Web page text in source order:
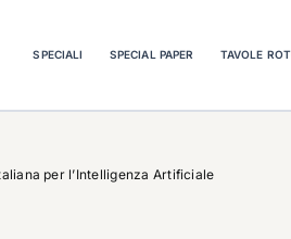
SPECIALI SPECIAL PAPER TAVOLE
per l’Intelligenza Artificiale